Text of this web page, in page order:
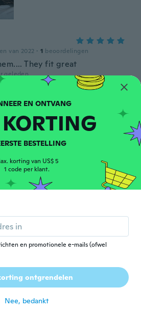
van 2022 · 1 beoordelingen
They fit great
geleden
uploads
geleden
2019 · 41 beoordelingen
uploads
geleden
2022 · 1 beoordelingen
geleden
van 2015 · 9 beoordelingen
ABONNEER EN ONTVANG
BESTELLING
korting van US$ 5
1 code per klant.
en promotionele e-mails (ofwel
ontgrendelen
Nee, bedankt